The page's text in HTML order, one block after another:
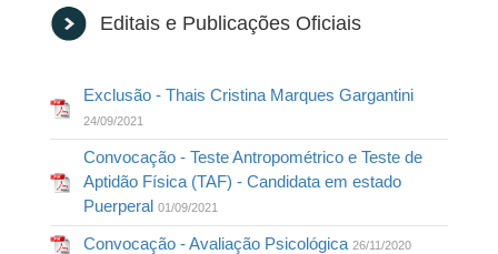
Editais e Publicações Oficiais
Exclusão - Thais Cristina Marques Gargantini
24/09/2021
Convocação - Teste Antropométrico e Teste de
Aptidão Física (TAF) - Candidata em estado
Puerperal 01/09/2021
Convocação - Avaliação Psicológica 26/11/2020